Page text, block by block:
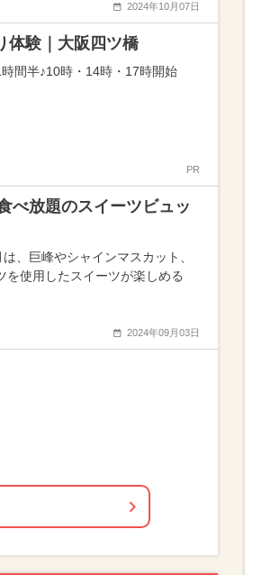
2024年10月07日
体験｜大阪四ツ橋
間半♪10時・14時・17時開始
PR
べ放題のスイーツビュッ
、巨峰やシャインマスカット、
を使用したスイーツが楽しめる
2024年09月03日